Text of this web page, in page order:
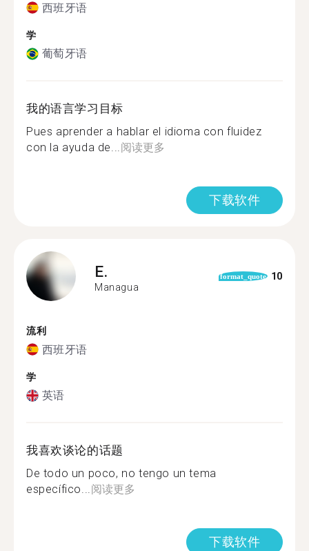
西班牙语
学
葡萄牙语
我的语言学习目标
Pues aprender a hablar el idioma con fluidez
con la ayuda de...阅读更多
下载软件
E.
Managua
format_quote 10
流利
西班牙语
学
英语
我喜欢谈论的话题
De todo un poco, no tengo un tema
específico...阅读更多
下载软件